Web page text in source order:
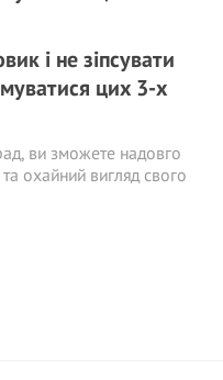
і не зіпсувати
цих 3-х
ви зможете надовго
охайний вигляд свого